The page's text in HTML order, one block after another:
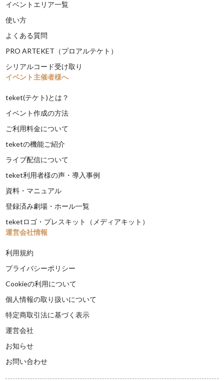
イベントエリア一覧
使い方
よくある質問
PRO ARTEKET（プロアルテケト）
シリアルコード受け取り
イベント主催者様へ
teket(テケト)とは？
イベント作成の方法
ご利用料金について
teketの機能ご紹介
ライブ配信について
teket利用者様の声・導入事例
資料・マニュアル
登録済み劇場・ホール一覧
teketロゴ・プレスキット（メディアキット）
運営会社情報
利用規約
プライバシーポリシー
Cookieの利用について
個人情報の取り扱いについて
特定商取引法に基づく表示
運営会社
お知らせ
お問い合わせ